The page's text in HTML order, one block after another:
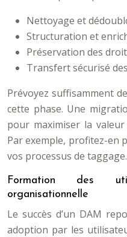
Nettoyage et
Structuration et
Préservation des
Transfert sécurisé
Prévoyez suffisamment
cette phase. Une
pour maximiser la
Par exemple, profitez-en
vos processus de taggage.
Formation des
organisationnelle
Le succès d’un DAM
adoption par les